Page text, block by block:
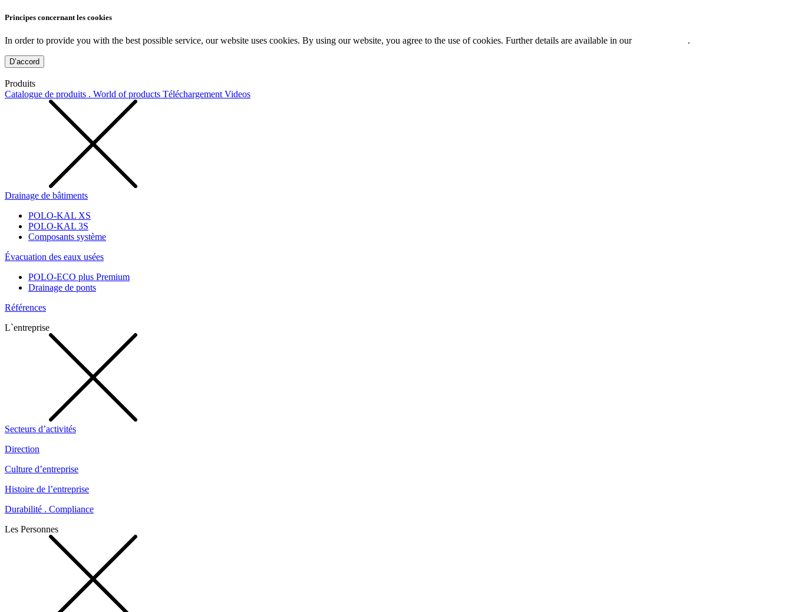
Principes concernant les cookies
In order to provide you with the best possible service, our website uses cookies. By using our website, you agree to the use of cookies. Further details are available in our .
D’accord
Produits
Catalogue de produits . World of products Téléchargement Videos
Drainage de bâtiments
POLO-KAL XS
POLO-KAL 3S
Composants système
Évacuation des eaux usées
POLO-ECO plus Premium
Drainage de ponts
Références
L`entreprise
Secteurs d’activités
Direction
Culture d’entreprise
Histoire de l’entreprise
Durabilité . Compliance
Les Personnes